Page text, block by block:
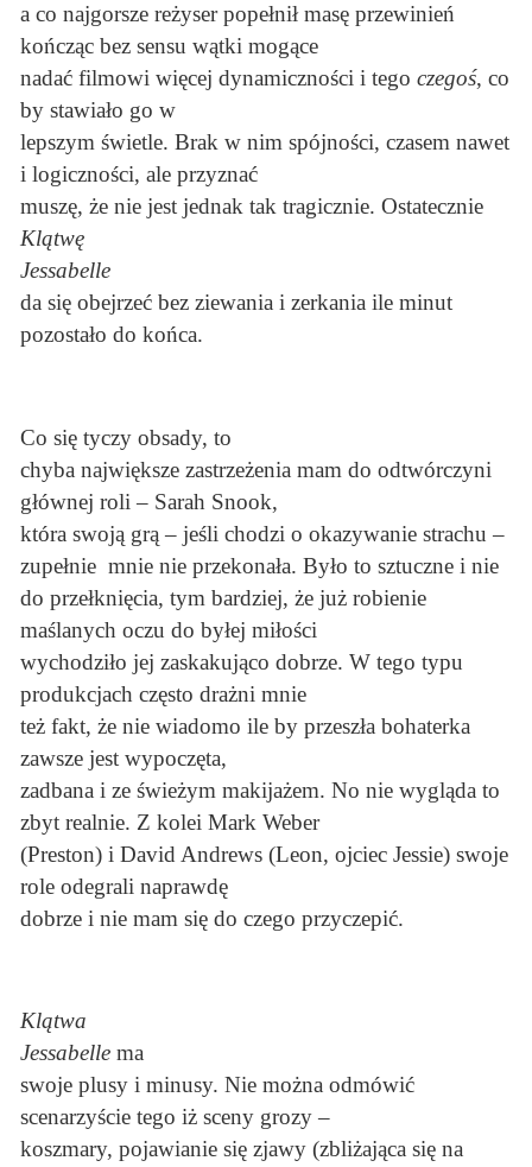
a co najgorsze reżyser popełnił masę przewinień
kończąc bez sensu wątki mogące
nadać filmowi więcej dynamiczności i tego czegoś, co
by stawiało go w
lepszym świetle. Brak w nim spójności, czasem nawet
i logiczności, ale przyznać
muszę, że nie jest jednak tak tragicznie. Ostatecznie
Klątwę
Jessabelle
da się obejrzeć bez ziewania i zerkania ile minut
pozostało do końca.
Co się tyczy obsady, to
chyba największe zastrzeżenia mam do odtwórczyni
głównej roli – Sarah Snook,
która swoją grą – jeśli chodzi o okazywanie strachu –
zupełnie mnie nie przekonała. Było to sztuczne i nie
do przełknięcia, tym bardziej, że już robienie
maślanych oczu do byłej miłości
wychodziło jej zaskakująco dobrze. W tego typu
produkcjach często drażni mnie
też fakt, że nie wiadomo ile by przeszła bohaterka
zawsze jest wypoczęta,
zadbana i ze świeżym makijażem. No nie wygląda to
zbyt realnie. Z kolei Mark Weber
(Preston) i David Andrews (Leon, ojciec Jessie) swoje
role odegrali naprawdę
dobrze i nie mam się do czego przyczepić.
Klątwa
Jessabelle ma
swoje plusy i minusy. Nie można odmówić
scenarzyście tego iż sceny grozy –
koszmary, pojawianie się zjawy (zbliżająca się na